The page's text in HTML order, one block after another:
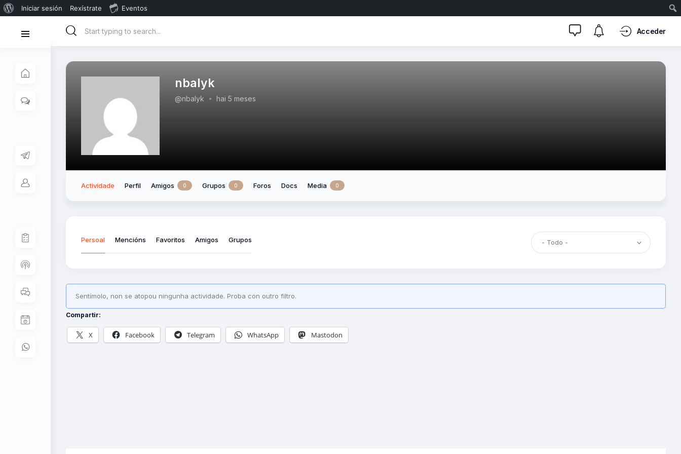
Iniciar sesión Rexístrate Eventos
Acceder
nbalyk
@nbalyk hai 5 meses
Actividade Perfil Amigos 0 Grupos 0 Foros Docs Media 0
Persoal Mencións Favoritos Amigos Grupos
Sentímolo, non se atopou ningunha actividade. Proba con outro filtro.
Compartir:
X Facebook Telegram WhatsApp Mastodon